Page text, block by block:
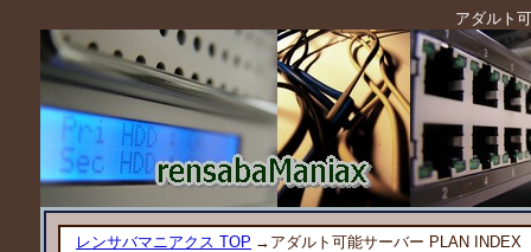
アダルト
レンサバマニアクス TOP →アダルト可能サーバー PLAN INDEX